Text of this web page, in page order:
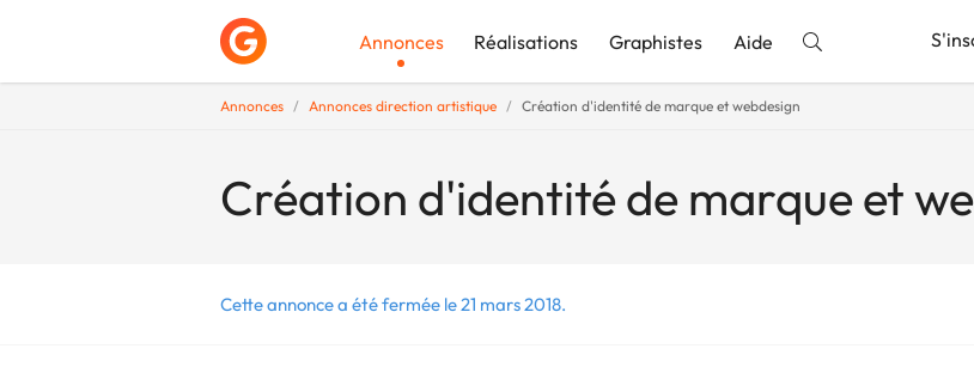
Annonces Réalisations Graphistes Aide
Annonces Annonces direction artistique Création d'identité de marque et webdesign
Création d'identité de marque et
Cette annonce a été fermée le 21 mars 2018.